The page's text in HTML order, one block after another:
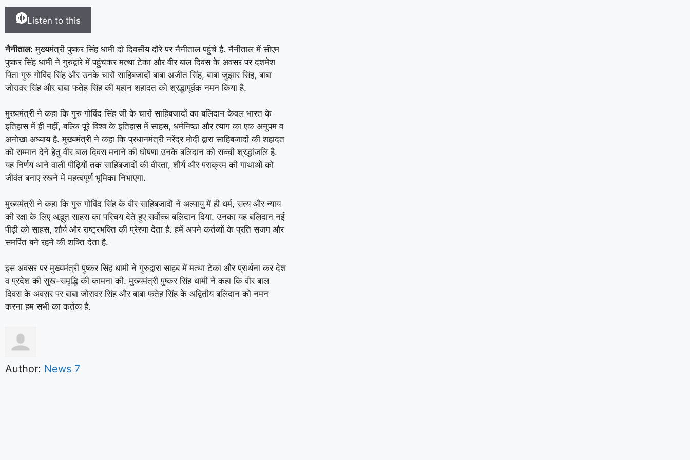
Listen to this
नैनीताल: मुख्यमंत्री पुष्कर सिंह धामी दो दिवसीय दौरे पर नैनीताल पहुंचे है. नैनीताल में सीएम
पुष्कर सिंह धामी ने गुरुद्वारे में पहुंचकर मत्था टेका और वीर बाल दिवस के अवसर पर दशमेश
पिता गुरु गोविंद सिंह और उनके चारों साहिबजादों बाबा अजीत सिंह, बाबा जुझार सिंह, बाबा
जोरावर सिंह और बाबा फतेह सिंह की महान शहादत को श्रद्धापूर्वक नमन किया है.
मुख्यमंत्री ने कहा कि गुरु गोविंद सिंह जी के चारों साहिबजादों का बलिदान केवल भारत के
इतिहास में ही नहीं, बल्कि पूरे विश्व के इतिहास में साहस, धर्मनिष्ठा और त्याग का एक अनुपम व
अनोखा अध्याय है. मुख्यमंत्री ने कहा कि प्रधानमंत्री नरेंद्र मोदी द्वारा साहिबजादों की शहादत
को सम्मान देने हेतु वीर बाल दिवस मनाने की घोषणा उनके बलिदान को सच्ची श्रद्धांजलि है.
यह निर्णय आने वाली पीढ़ियों तक साहिबजादों की वीरता, शौर्य और पराक्रम की गाथाओं को
जीवंत बनाए रखने में महत्वपूर्ण भूमिका निभाएगा.
मुख्यमंत्री ने कहा कि गुरु गोविंद सिंह के वीर साहिबजादों ने अल्पायु में ही धर्म, सत्य और न्याय
की रक्षा के लिए अद्भुत साहस का परिचय देते हुए सर्वोच्च बलिदान दिया. उनका यह बलिदान नई
पीढ़ी को साहस, शौर्य और राष्ट्रभक्ति की प्रेरणा देता है. हमें अपने कर्तव्यों के प्रति सजग और
समर्पित बने रहने की शक्ति देता है.
इस अवसर पर मुख्यमंत्री पुष्कर सिंह धामी ने गुरुद्वारा साहब में मत्था टेका और प्रार्थना कर देश
व प्रदेश की सुख-समृद्धि की कामना की. मुख्यमंत्री पुष्कर सिंह धामी ने कहा कि वीर बाल
दिवस के अवसर पर बाबा जोरावर सिंह और बाबा फतेह सिंह के अद्वितीय बलिदान को नमन
करना हम सभी का कर्तव्य है.
Author: News 7